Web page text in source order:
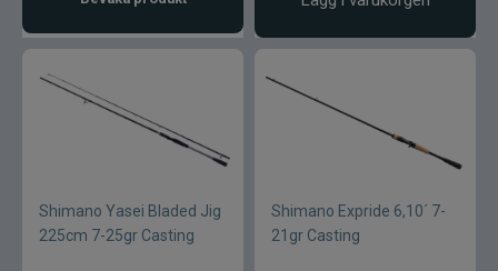
Shimano Yasei Bladed Jig
225cm 7-25gr Casting
Shimano Expride 6,10´ 7-
21gr Casting